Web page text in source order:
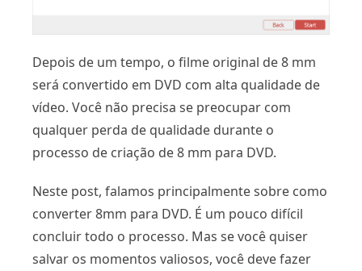
Depois de um tempo, o filme original de 8 mm
será convertido em DVD com alta qualidade de
vídeo. Você não precisa se preocupar com
qualquer perda de qualidade durante o
processo de criação de 8 mm para DVD.
Neste post, falamos principalmente sobre como
converter 8mm para DVD. É um pouco difícil
concluir todo o processo. Mas se você quiser
salvar os momentos valiosos, você deve fazer